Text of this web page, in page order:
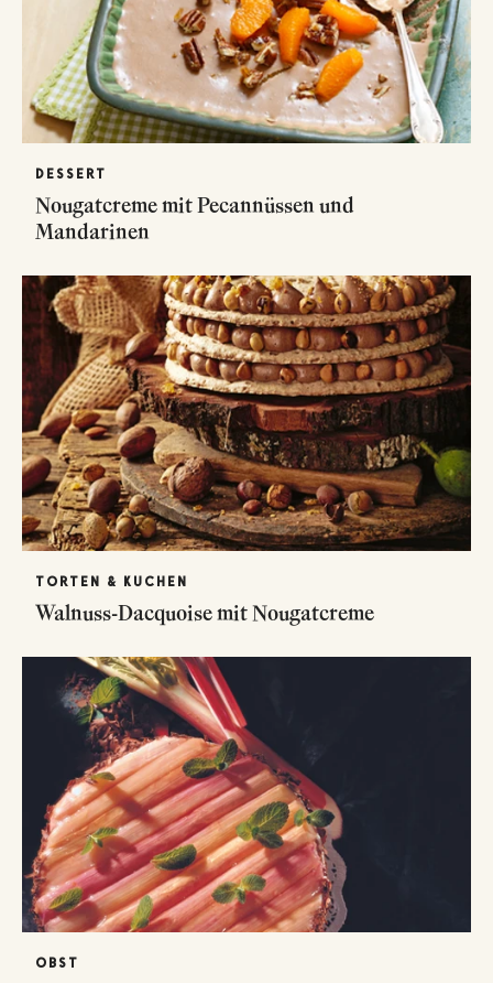
DESSERT
Nougatcreme mit Pecannüssen und
Mandarinen
TORTEN & KUCHEN
Walnuss-Dacquoise mit Nougatcreme
OBST